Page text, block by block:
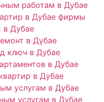
работам в Дубае
в Дубае фирмы
в Дубае
в Дубае
ключ в Дубае
в Дубае
в Дубае
услугам в Дубае
услугам в Дубае